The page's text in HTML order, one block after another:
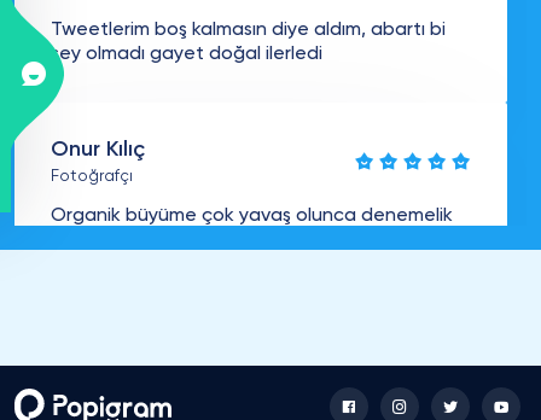
Tweetlerim boş kalmasın diye aldım, abartı bi
şey olmadı gayet doğal ilerledi
Onur Kılıç
Fotoğrafçı
Organik büyüme çok yavaş olunca denemelik
Denemek için aldım, süreç hızlı ilerledi ekstra